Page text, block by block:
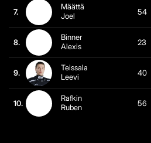
7.
Määttä
Joel
54
8.
Binner
Alexis
23
9.
Teissala
Leevi
40
10.
Rafkin
Ruben
56